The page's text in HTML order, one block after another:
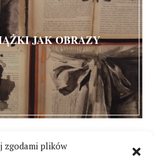
zgodami plików
JAK OBRAZY
26 komentarzy